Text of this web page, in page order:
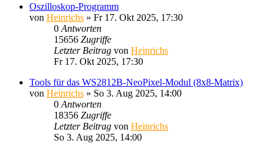
Oszilloskop-Programm
von Heinrichs » Fr 17. Okt 2025, 17:30
0 Antworten
15656 Zugriffe
Letzter Beitrag von Heinrichs
Fr 17. Okt 2025, 17:30
Tools für das WS2812B-NeoPixel-Modul (8x8-Matrix)
von Heinrichs » So 3. Aug 2025, 14:00
0 Antworten
18356 Zugriffe
Letzter Beitrag von Heinrichs
So 3. Aug 2025, 14:00